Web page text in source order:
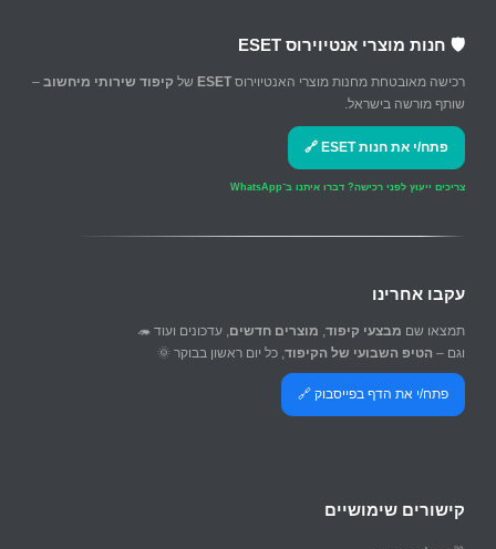
🛡️ חנות מוצרי אנטיוירוס ESET
רכישה מאובטחת מחנות מוצרי האנטיוירוס ESET של קיפוד שירותי מיחשוב –
שותף מורשה בישראל.
פתח/י את חנות ESET 🔗
צריכים ייעוץ לפני רכישה? דברו איתנו ב־WhatsApp
עקבו אחרינו
תמצאו שם מבצעי קיפוד, מוצרים חדשים, עדכונים ועוד 🦔
וגם – הטיפ השבועי של הקיפוד, כל יום ראשון בבוקר 🌞
פתח/י את הדף בפייסבוק 🔗
קישורים שימושיים